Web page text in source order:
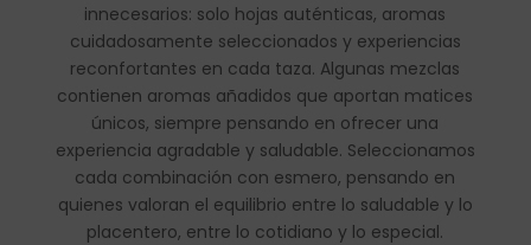
innecesarios: solo hojas auténticas, aromas
cuidadosamente seleccionados y experiencias
reconfortantes en cada taza. Algunas mezclas
contienen aromas añadidos que aportan matices
únicos, siempre pensando en ofrecer una
experiencia agradable y saludable. Seleccionamos
cada combinación con esmero, pensando en
quienes valoran el equilibrio entre lo saludable y lo
placentero, entre lo cotidiano y lo especial.